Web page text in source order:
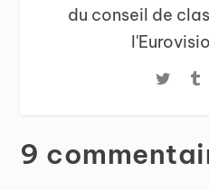
du conseil de
9